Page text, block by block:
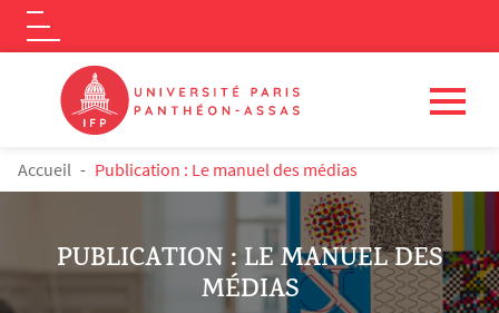
Aller au contenu principal
Logo
FIL D'ARIANE
Accueil Publication : Le manuel des médias
PUBLICATION : LE MANUEL DES
MÉDIAS